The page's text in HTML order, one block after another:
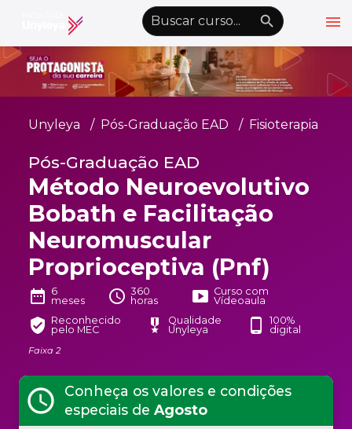
menu
emoji_objectsAlto Contraste nights_stay wb_sunny
Graduação EAD
Atualização Profissional
Conheça a Unyleya
Alianças Acadêmicas
Convênioskeyboard_arrow_down
UnyVantagens
personÁrea do Aluno schoolQuero ser Aluno
Unyleya Pós-Graduação EAD Fisioterapia
Pós-Graduação EAD
Método Neuroevolutivo
Bobath e Facilitação
Neuromuscular
Proprioceptiva (Pnf)
date_range 6
meses
schedule 360
horas
smart_display Curso com
Vídeoaula
verified_user Reconhecido
pelo MEC
military_tech
Qualidade
Unyleya
phone_android
100%
digital
Faixa 2
schedule
Conheça os valores e condições
especiais de Agosto